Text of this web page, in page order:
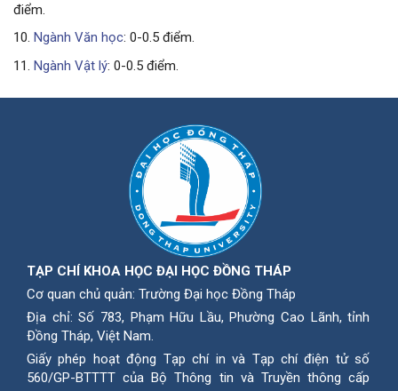
điểm.
10. Ngành Văn học: 0-0.5 điểm.
11. Ngành Vật lý: 0-0.5 điểm.
TẠP CHÍ KHOA HỌC ĐẠI HỌC ĐỒNG THÁP
Cơ quan chủ quản: Trường Đại học Đồng Tháp
Địa chỉ: Số 783, Phạm Hữu Lầu, Phường Cao Lãnh, tỉnh
Ðồng Tháp, Việt Nam.
Giấy phép hoạt động Tạp chí in và Tạp chí điện tử số
560/GP-BTTTT của Bộ Thông tin và Truyền thông cấp